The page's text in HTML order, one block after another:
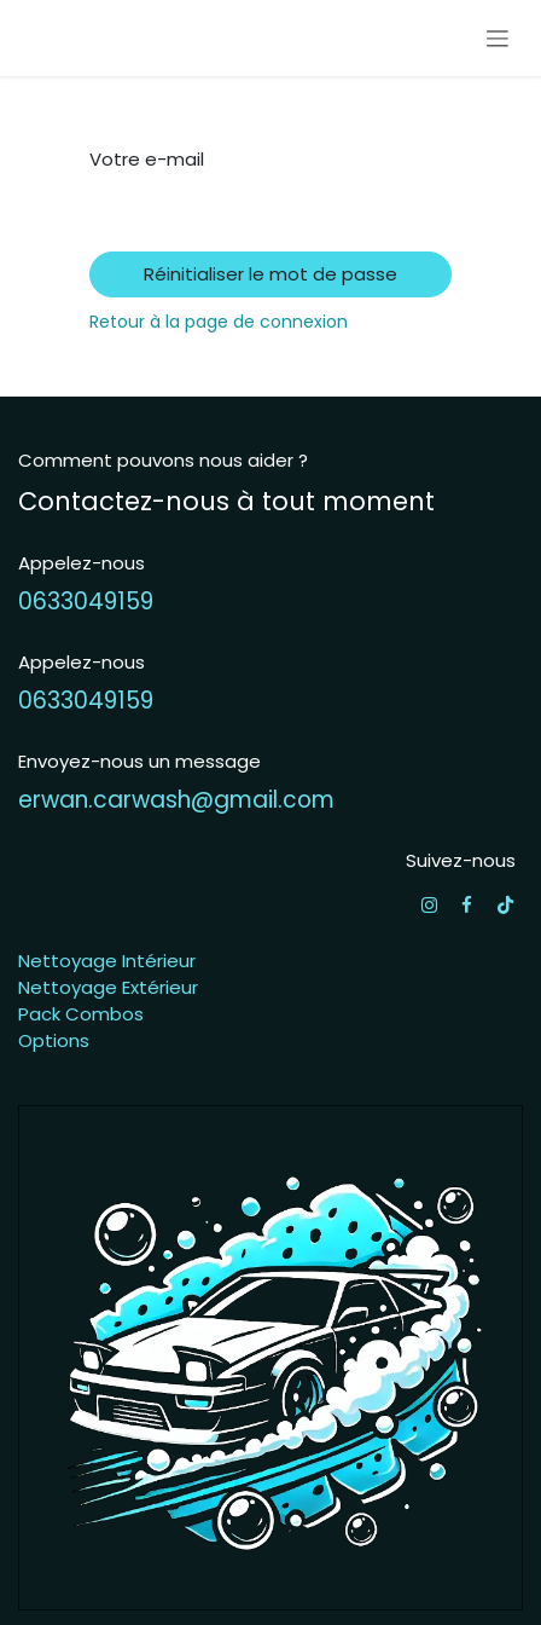
Votre e-mail
Réinitialiser le mot de passe
Retour à la page de connexion
Comment pouvons nous aider ?
Contactez-nous à tout moment
Appelez-nous
0633049159
Appelez-nous
0633049159
Envoyez-nous un message
erwan.carwash@gmail.com
Suivez-nous
Nettoyage Intérieur
Nettoyage Extérieur
Pack Combos
Options